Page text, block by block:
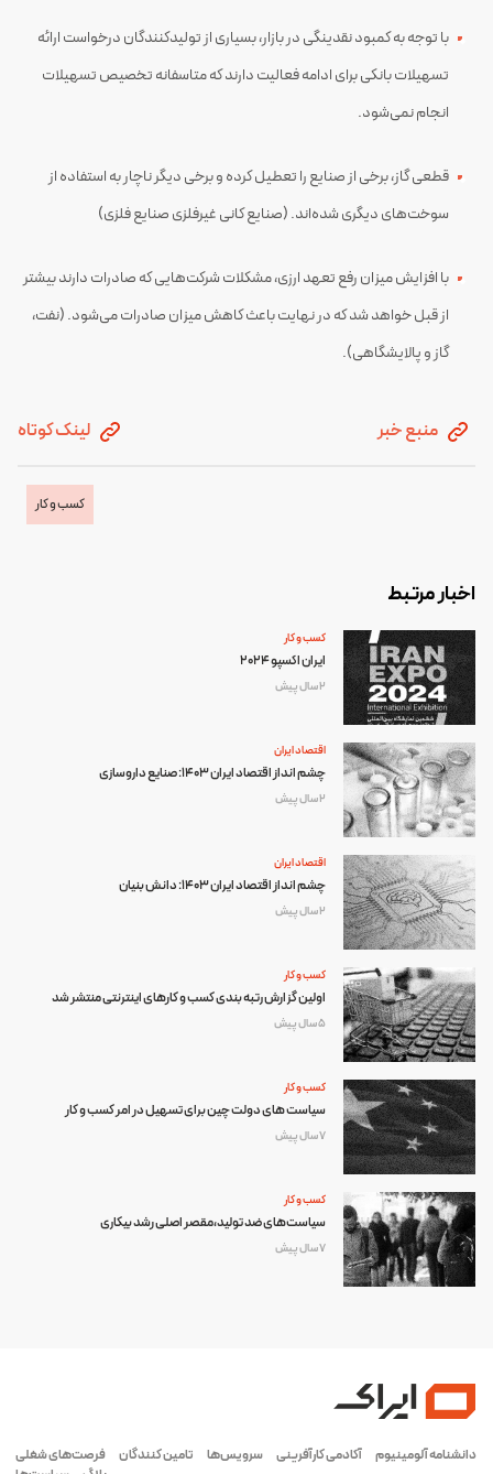
با توجه به کمبود نقدینگی در بازار، بسیاری از تولیدکنندگان درخواست ارائه
تسهیلات بانکی برای ادامه فعالیت دارند که متاسفانه تخصیص تسهیلات
انجام نمی‌شود.
قطعی گاز، برخی از صنایع را تعطیل کرده و برخی دیگر ناچار به استفاده از
سوخت‌های دیگری شده‌اند. (صنایع کانی غیرفلزی صنایع فلزی)
با افزایش میزان رفع تعهد ارزی، مشکلات شرکت‌هایی که صادرات دارند بیشتر
از قبل خواهد شد که در نهایت باعث کاهش میزان صادرات می‌شود. (نفت،
گاز و پالایشگاهی).
منبع خبر لینک کوتاه
کسب و کار
اخبار مرتبط
کسب و کار
ایران اکسپو ۲۰۲۴
2 سال پیش
اقتصاد ایران
چشم انداز اقتصاد ایران 1403: صنایع داروسازی
2 سال پیش
اقتصاد ایران
چشم انداز اقتصاد ایران 1403: دانش بنیان
2 سال پیش
کسب و کار
اولین گزارش رتبه­ بندی کسب و کارهای اینترنتی منتشر شد
5 سال پیش
کسب و کار
سیاست های دولت چین برای تسهیل در امر کسب و کار
7 سال پیش
کسب و کار
سیاست‌های ضد تولید،مقصر اصلی رشد بیکاری
7 سال پیش
دانشنامه آلومینیوم آکادمی کارآفرینی سرویس‌ها تامین کنندگان
فرصت‌های شغلی